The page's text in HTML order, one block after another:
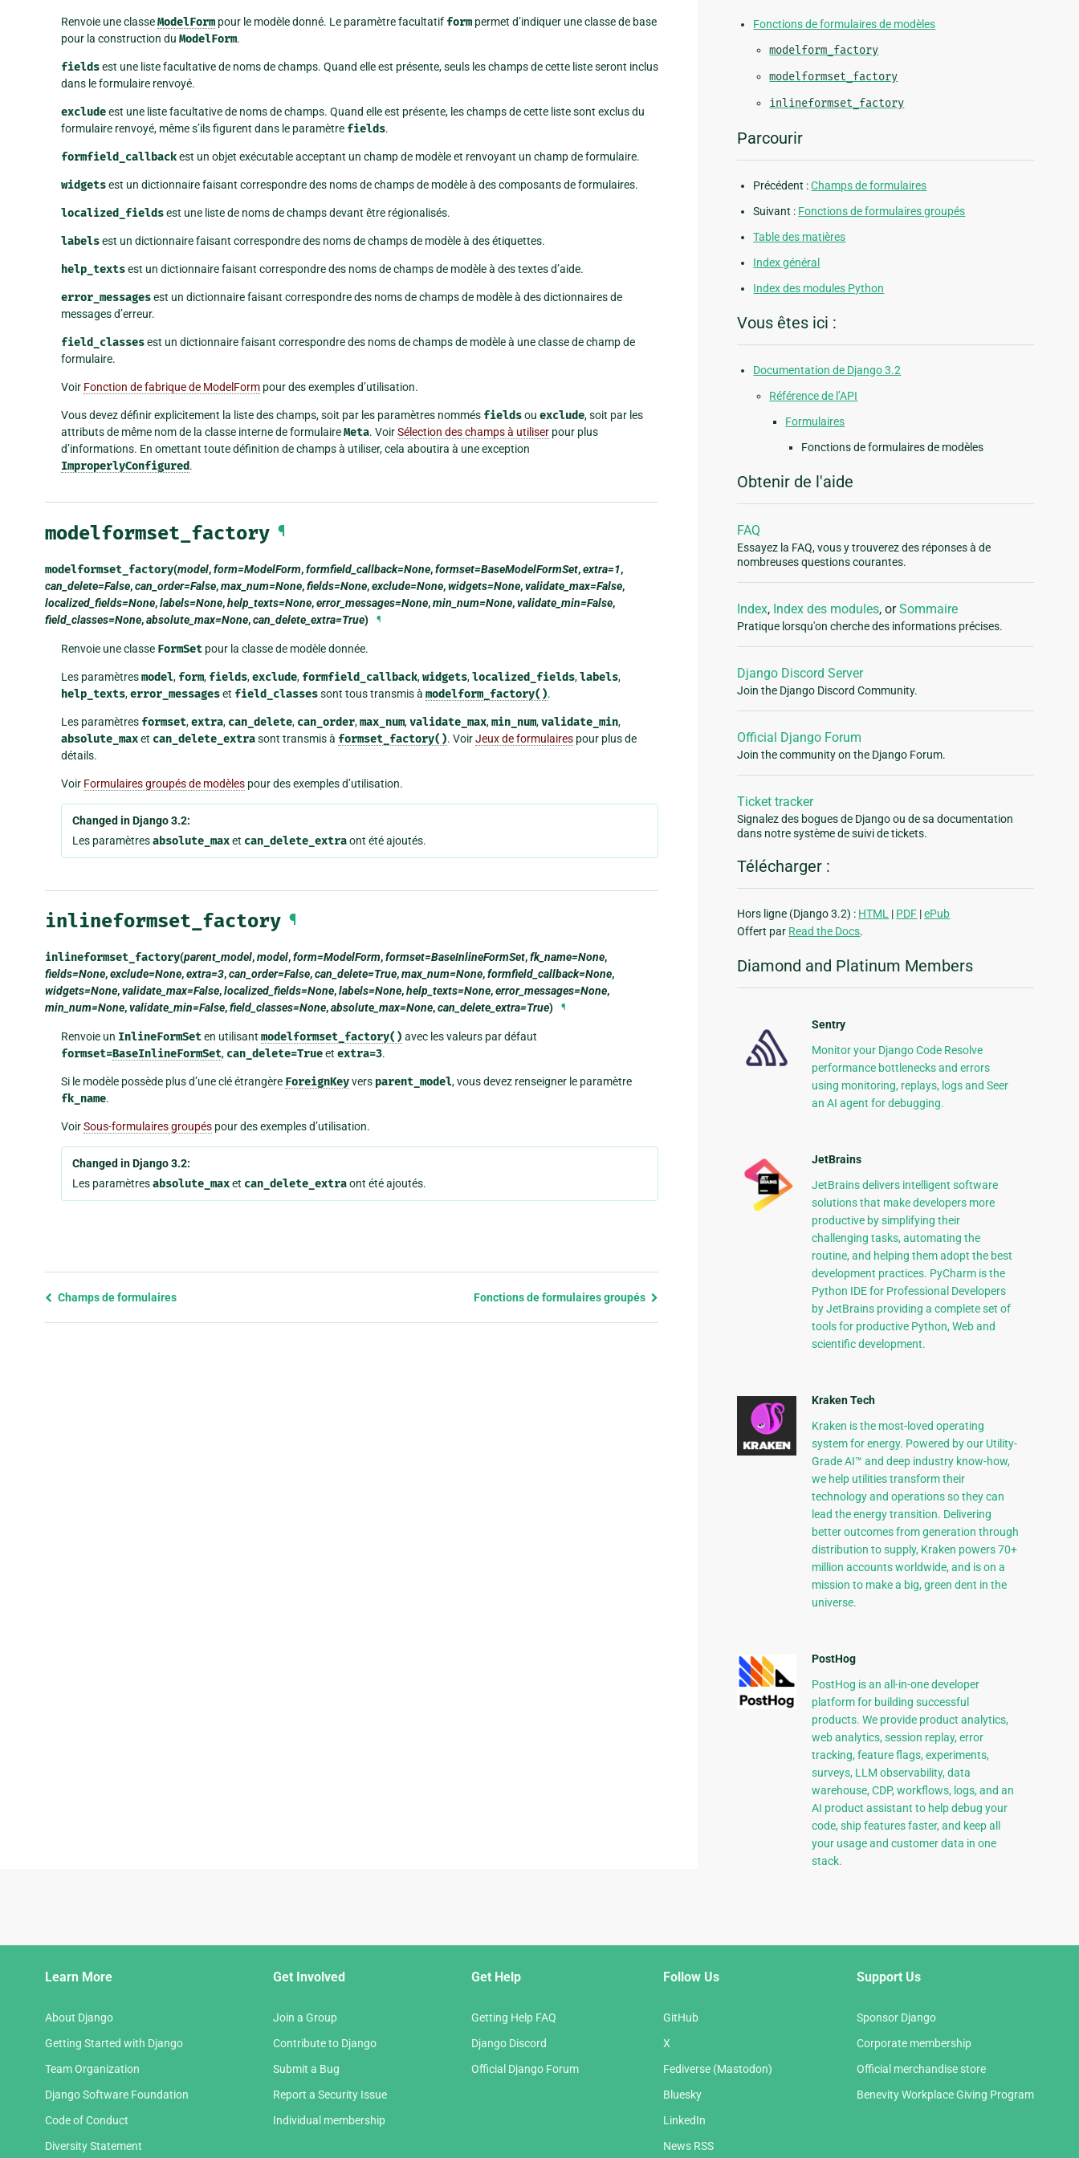
Renvoie une classeModelFormpour le modèle donné. Le paramètre facultatif formpermet d’indiquer une classe de base
pour la construction du ModelForm.
fieldsest une liste facultative de noms de champs. Quand elle est présente, seuls les champs de cette liste seront inclus
dans le formulaire renvoyé.
excludeest une liste facultative de noms de champs. Quand elle est présente, les champs de cette liste sont exclus du
formulaire renvoyé, même s’ils figurent dans le paramètre fields.
formfield_callbackest un objet exécutable acceptant un champ de modèle et renvoyant un champ de formulaire.
widgetsest un dictionnaire faisant correspondre des noms de champs de modèle à des composants de formulaires.
localized_fieldsest une liste de noms de champs devant être régionalisés.
labelsest un dictionnaire faisant correspondre des noms de champs de modèle à des étiquettes.
help_textsest un dictionnaire faisant correspondre des noms de champs de modèle à des textes d’aide.
error_messagesest un dictionnaire faisant correspondre des noms de champs de modèle à des dictionnaires de
messages d’erreur.
field_classesest un dictionnaire faisant correspondre des noms de champs de modèle à une classe de champ de
formulaire.
Voir Fonction de fabrique de ModelFormpour des exemples d’utilisation.
Vous devez définir explicitement la liste des champs, soit par les paramètres nommés fieldsou exclude, soit par les
attributs de même nom de la classe interne de formulaireMeta. VoirSélection des champs à utiliserpour plus
d’informations. En omettant toute définition de champs à utiliser, cela aboutira à une exception
ImproperlyConfigured.
modelformset_factory ¶
modelformset_factory(model,form=ModelForm,formfield_callback=None,formset=BaseModelFormSet,extra=1,
can_delete=False,can_order=False,max_num=None,fields=None,exclude=None,widgets=None,validate_max=False,
localized_fields=None,labels=None,help_texts=None,error_messages=None,min_num=None,validate_min=False,
field_classes=None,absolute_max=None,can_delete_extra=True) ¶
Renvoie une classe FormSetpour la classe de modèle donnée.
Les paramètresmodel, form, fields,exclude, formfield_callback,widgets,localized_fields,labels,
help_texts,error_messageset field_classessont tous transmis à modelform_factory().
Les paramètres formset,extra, can_delete, can_order,max_num,validate_max,min_num,validate_min,
absolute_maxet can_delete_extrasont transmis à formset_factory(). VoirJeux de formulairespour plus de
détails.
Voir Formulaires groupés de modèlespour des exemples d’utilisation.
Changed in Django 3.2:
Les paramètresabsolute_maxet can_delete_extraont été ajoutés.
inlineformset_factory ¶
inlineformset_factory(parent_model,model,form=ModelForm,formset=BaseInlineFormSet,fk_name=None,
fields=None,exclude=None,extra=3,can_order=False,can_delete=True,max_num=None,formfield_callback=None,
widgets=None,validate_max=False,localized_fields=None,labels=None,help_texts=None,error_messages=None,
min_num=None,validate_min=False,field_classes=None,absolute_max=None,can_delete_extra=True) ¶
Renvoie un InlineFormSeten utilisant modelformset_factory() avec les valeurs par défaut
formset=BaseInlineFormSet, can_delete=Trueet extra=3.
Si le modèle possède plus d’une clé étrangère ForeignKeyvers parent_model, vous devez renseigner le paramètre
fk_name.
VoirSous-formulaires groupéspour des exemples d’utilisation.
Changed in Django 3.2:
Les paramètresabsolute_maxet can_delete_extraont été ajoutés.
Previous
Champs de formulaires Fonctions de formulaires groupés
Fonctions de formulaires de modèles
modelform_factory
modelformset_factory
inlineformset_factory
Parcourir
Précédent :Champs de formulaires
Suivant : Fonctions de formulaires groupés
Table des matières
Index général
Index des modules Python
Vous êtes ici :
Documentation de Django 3.2
Référence de l’API
Formulaires
Fonctions de formulaires de modèles
Obtenir de l'aide
FAQ
Essayez la FAQ, vous y trouverez des réponses à de
nombreuses questions courantes.
Index, Index des modules, orSommaire
Pratique lorsqu'on cherche des informations précises.
Django Discord Server
Join the Django Discord Community.
Official Django Forum
Join the community on the Django Forum.
Ticket tracker
Signalez des bogues de Django ou de sa documentation
dans notre système de suivi de tickets.
Télécharger :
Hors ligne (Django 3.2) : HTML | PDF |ePub
Offert par Read the Docs.
Diamond and Platinum Members
Sentry
Monitor your Django Code Resolve
performance bottlenecks and errors
using monitoring, replays, logs and Seer
an AI agent for debugging.
JetBrains
JetBrains delivers intelligent software
solutions that make developers more
productive by simplifying their
challenging tasks, automating the
routine, and helping them adopt the best
development practices. PyCharm is the
Python IDE for Professional Developers
by JetBrains providing a complete set of
tools for productive Python, Web and
scientific development.
Kraken Tech
Kraken is the most-loved operating
system for energy. Powered by our Utility-
Grade AI™ and deep industry know-how,
we help utilities transform their
technology and operations so they can
lead the energy transition. Delivering
better outcomes from generation through
distribution to supply, Kraken powers 70+
million accounts worldwide, and is on a
mission to make a big, green dent in the
universe.
PostHog
PostHog is an all-in-one developer
platform for building successful
products. We provide product analytics,
web analytics, session replay, error
tracking, feature flags, experiments,
surveys, LLM observability, data
warehouse, CDP, workflows, logs, and an
AI product assistant to help debug your
code, ship features faster, and keep all
your usage and customer data in one
stack.
Learn More
About Django
Getting Started with Django
Team Organization
Django Software Foundation
Code of Conduct
Diversity Statement
Get Involved
Join a Group
Contribute to Django
Submit a Bug
Report a Security Issue
Individual membership
Get Help
Getting Help FAQ
Django Discord
Official Django Forum
Follow Us
GitHub
X
Fediverse (Mastodon)
Bluesky
LinkedIn
News RSS
Support Us
Sponsor Django
Corporate membership
Official merchandise store
Benevity Workplace Giving Program